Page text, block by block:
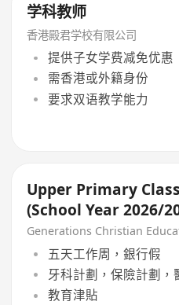
学科教师
香港殿君学校有限公司
提供子女学费减免优惠
需香港或外籍身份
要求双语教学能力
Upper Primary
(School Year 2026/
Generations Christian
五天工作周，銀行假
牙科計劃，保險計劃，
教育津貼